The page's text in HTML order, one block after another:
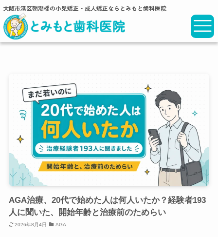
大阪市港区朝潮橋の小児矯正・成人矯正ならとみもと歯科医院
AGA治療、20代で始めた人は何人いたか？経験者193
人に聞いた、開始年齢と治療前のためらい
2026年8月4日 AGA